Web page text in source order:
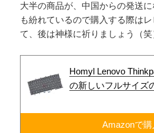
大半の商品が、中国からの発送
も紛れているので購入する際は
て、後は神様に祈りましょう（笑
Homyl Lenovo
の新しいフルサイズ
Amazonで購